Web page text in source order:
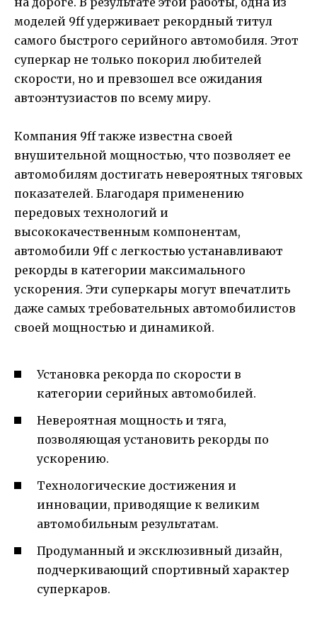
моделей 9ff удерживает рекордный титул
самого быстрого серийного автомобиля. Этот
суперкар не только покорил любителей
скорости, но и превзошел все ожидания
автоэнтузиастов по всему миру.
Компания 9ff также известна своей
внушительной мощностью, что позволяет ее
автомобилям достигать невероятных тяговых
показателей. Благодаря применению
передовых технологий и
высококачественным компонентам,
автомобили 9ff с легкостью устанавливают
рекорды в категории максимального
ускорения. Эти суперкары могут впечатлить
даже самых требовательных автомобилистов
своей мощностью и динамикой.
Установка рекорда по скорости в
категории серийных автомобилей.
Невероятная мощность и тяга,
позволяющая установить рекорды по
ускорению.
Технологические достижения и
инновации, приводящие к великим
автомобильным результатам.
Продуманный и эксклюзивный дизайн,
подчеркивающий спортивный характер
суперкаров.